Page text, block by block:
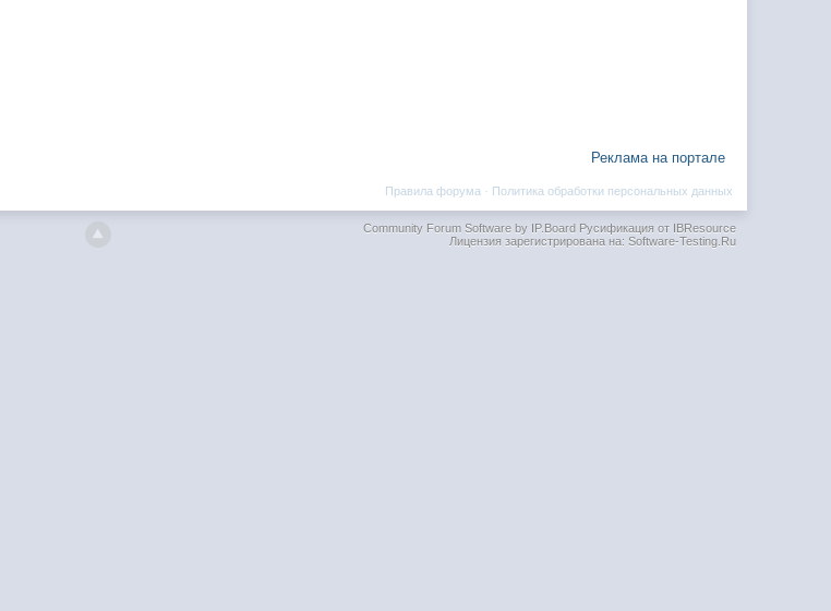
Реклама на портале
Политика обработки персональных данных
Правила форума ·
Community Forum Software by IP.BoardРусификация от IBResource
Лицензия зарегистрирована на: Software-Testing.Ru